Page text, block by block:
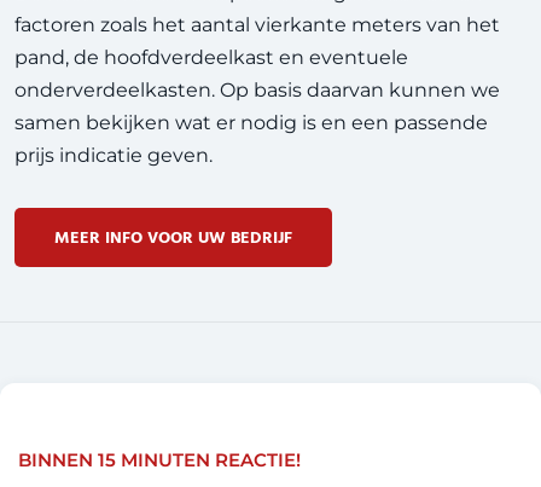
factoren zoals het aantal vierkante meters van het
pand, de hoofdverdeelkast en eventuele
onderverdeelkasten. Op basis daarvan kunnen we
samen bekijken wat er nodig is en een passende
prijs indicatie geven.
MEER INFO VOOR UW BEDRIJF
BINNEN 15 MINUTEN REACTIE!